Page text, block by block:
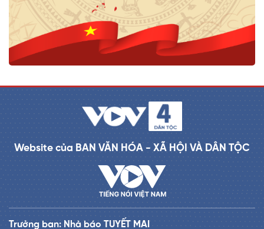
Website của BAN VĂN HÓA - XÃ HỘI VÀ DÂN TỘC
Trưởng ban: Nhà báo TUYẾT MAI